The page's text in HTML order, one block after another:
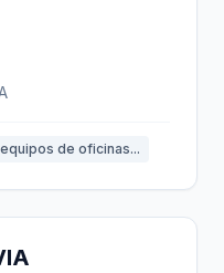
de oficinas...